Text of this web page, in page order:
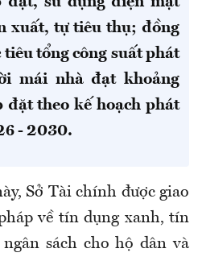
xuất, tự tiêu thụ; đồng
tổng công suất phát
mái nhà đạt khoảng
đặt theo kế hoạch phát
- 2030.
Sở Tài chính được giao
về tín dụng xanh, tín
sách cho hộ dân và